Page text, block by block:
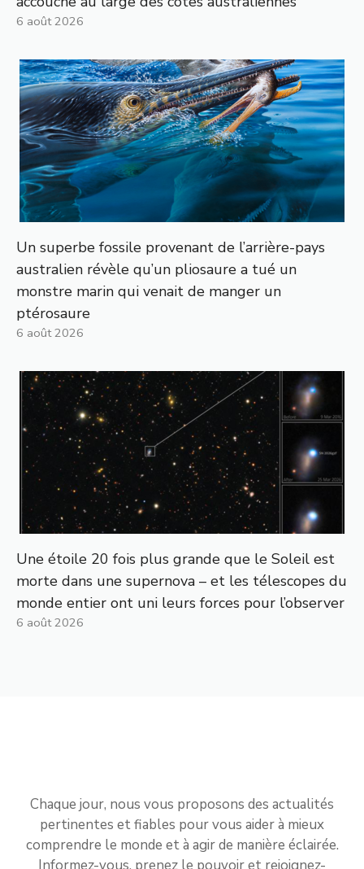
6 août 2026
Un superbe fossile provenant de l’arrière-pays
australien révèle qu’un pliosaure a tué un
monstre marin qui venait de manger un
ptérosaure
6 août 2026
Une étoile 20 fois plus grande que le Soleil est
morte dans une supernova – et les télescopes du
monde entier ont uni leurs forces pour l’observer
6 août 2026
Chaque jour, nous vous proposons des actualités
pertinentes et fiables pour vous aider à mieux
comprendre le monde et à agir de manière éclairée.